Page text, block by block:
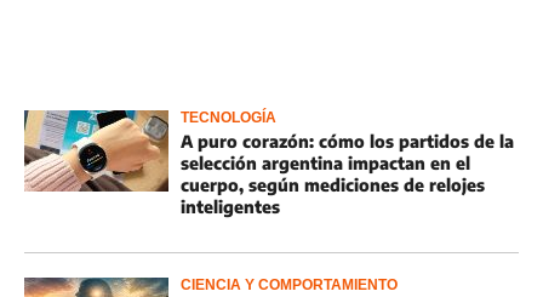
TECNOLOGÍA
A puro corazón: cómo los partidos de la
selección argentina impactan en el
cuerpo, según mediciones de relojes
inteligentes
CIENCIA Y COMPORTAMIENTO